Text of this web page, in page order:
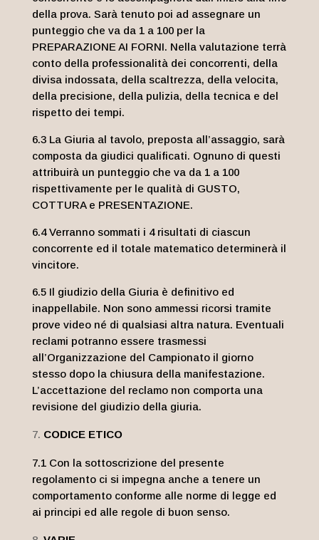
della prova. Sarà tenuto poi ad assegnare un
punteggio che va da 1 a 100 per la
PREPARAZIONE AI FORNI. Nella valutazione terrà
conto della professionalità dei concorrenti, della
divisa indossata, della scaltrezza, della velocita,
della precisione, della pulizia, della tecnica e del
rispetto dei tempi.
6.3 La Giuria al tavolo, preposta all’assaggio, sarà
composta da giudici qualificati. Ognuno di questi
attribuirà un punteggio che va da 1 a 100
rispettivamente per le qualità di GUSTO,
COTTURA e PRESENTAZIONE.
6.4 Verranno sommati i 4 risultati di ciascun
concorrente ed il totale matematico determinerà il
vincitore.
6.5 Il giudizio della Giuria è definitivo ed
inappellabile. Non sono ammessi ricorsi tramite
prove video né di qualsiasi altra natura. Eventuali
reclami potranno essere trasmessi
all’Organizzazione del Campionato il giorno
stesso dopo la chiusura della manifestazione.
L’accettazione del reclamo non comporta una
revisione del giudizio della giuria.
CODICE ETICO
7.1 Con la sottoscrizione del presente
regolamento ci si impegna anche a tenere un
comportamento conforme alle norme di legge ed
ai principi ed alle regole di buon senso.